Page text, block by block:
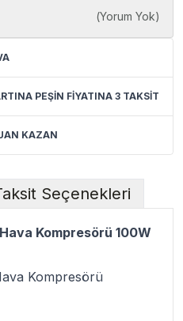
(Yorum Yok)
PEŞİN FİYATINA 3 TAKSİT
KAZAN
Seçenekleri
Kompresörü 100W
Kompresörü